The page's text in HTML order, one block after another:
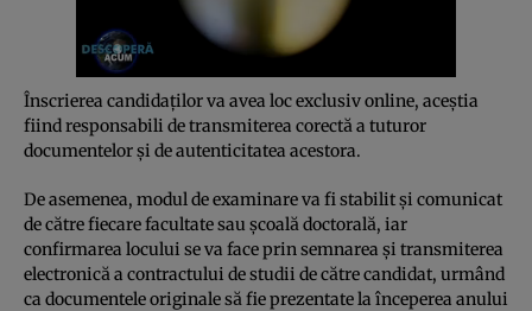
Înscrierea candidaţilor va avea loc exclusiv online, aceştia
fiind responsabili de transmiterea corectă a tuturor
documentelor şi de autenticitatea acestora.
De asemenea, modul de examinare va fi stabilit şi comunicat
de către fiecare facultate sau şcoală doctorală, iar
confirmarea locului se va face prin semnarea şi transmiterea
electronică a contractului de studii de către candidat, urmând
ca documentele originale să fie prezentate la începerea anului